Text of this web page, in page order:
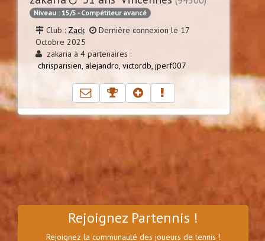
Niveau : 15/5 - Compétiteur avancé
Club : Zack
Dernière connexion le 17
Octobre 2025
zakaria à 4 partenaires :
chrisparisien, alejandro, victordb, jperf007
Rejoignez Partennis !
Rejoignez la communauté des joueurs de tennis !